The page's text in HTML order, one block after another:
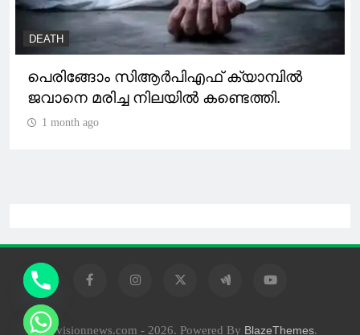
DEATH
പെരിങ്ങോം സിആർപിഎഫ് ക്യാമ്പിൽ
ജവാനെ മരിച്ച നിലയിൽ കണ്ടെത്തി.
1 month ago
10visionnews.com - 2026. Powered By BlazeThemes.